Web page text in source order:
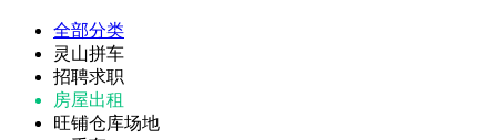
全部分类
灵山拼车
招聘求职
房屋出租
旺铺仓库场地